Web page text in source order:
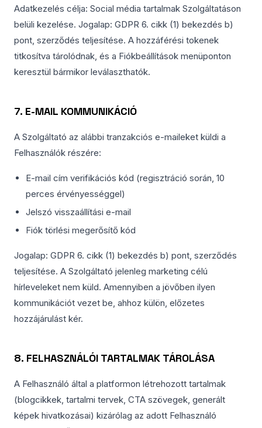
Adatkezelés célja: Social média tartalmak Szolgáltatáson
belüli kezelése. Jogalap: GDPR 6. cikk (1) bekezdés b)
pont, szerződés teljesítése. A hozzáférési tokenek
titkosítva tárolódnak, és a Fiókbeállítások menüponton
keresztül bármikor leválaszthatók.
7. E-MAIL KOMMUNIKÁCIÓ
A Szolgáltató az alábbi tranzakciós e-maileket küldi a
Felhasználók részére:
E-mail cím verifikációs kód (regisztráció során, 10
perces érvényességgel)
Jelszó visszaállítási e-mail
Fiók törlési megerősítő kód
Jogalap: GDPR 6. cikk (1) bekezdés b) pont, szerződés
teljesítése. A Szolgáltató jelenleg marketing célú
hírleveleket nem küld. Amennyiben a jövőben ilyen
kommunikációt vezet be, ahhoz külön, előzetes
hozzájárulást kér.
8. FELHASZNÁLÓI TARTALMAK TÁROLÁSA
A Felhasználó által a platformon létrehozott tartalmak
(blogcikkek, tartalmi tervek, CTA szövegek, generált
képek hivatkozásai) kizárólag az adott Felhasználó